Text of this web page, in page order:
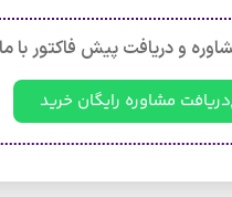
و دریافت پیش فاکتور با
دریافت مشاوره رایگان خرید